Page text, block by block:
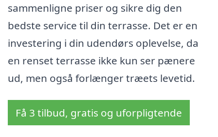
sammenligne priser og sikre dig den
bedste service til din terrasse. Det er en
investering i din udendørs oplevelse, da
en renset terrasse ikke kun ser pænere
ud, men også forlænger træets levetid.
Få 3 tilbud, gratis og uforpligtende